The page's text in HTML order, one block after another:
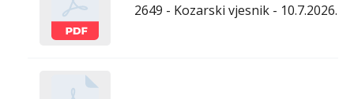
2649 - Kozarski vjesnik - 10.7.2026.